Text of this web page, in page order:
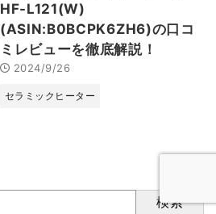
HF-L121(W)
(ASIN:B0BCPK6ZH6)の口コ
ミレビューを徹底解説！
2024/9/26
セラミックヒーター
検索